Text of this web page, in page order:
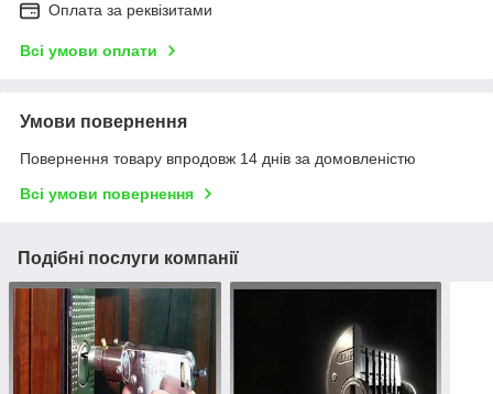
Оплата за реквізитами
Всі умови оплати
Умови повернення
Повернення товару впродовж 14 днів за домовленістю
Всі умови повернення
Подібні послуги компанії